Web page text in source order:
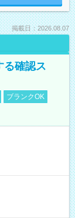
掲載日：2026.08.07
る確認ス
ブランクOK